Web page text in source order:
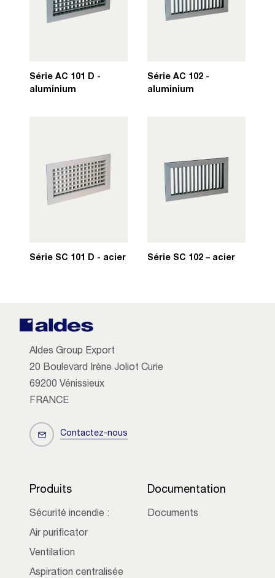
Série AC 101 D -
aluminium
Série AC 102 -
aluminium
Série SC 101 D - acier Série SC 102 – acier
Aldes Group Export
20 Boulevard Irène Joliot Curie
69200 Vénissieux
FRANCE
Contactez-nous
Produits
Sécurité incendie :
Air purificator
Ventilation
Aspiration centralisée
Documentation
Documents